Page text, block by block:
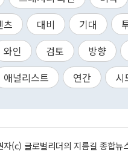
츠 대비 기대
와인 검토 방향
애널리스트 연간 시
자(c) 글로벌리더의 지름길 종합